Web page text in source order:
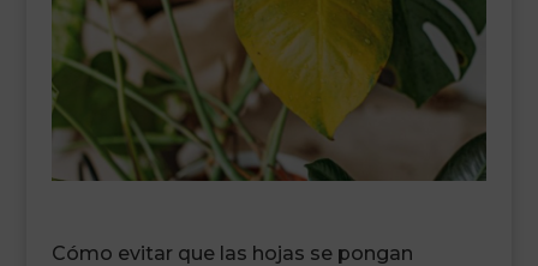
Cómo evitar que las hojas se pongan